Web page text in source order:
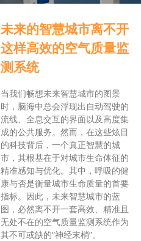
未来的智慧城市离不开
这样高效的空气质量监
测系统
当我们畅想未来智慧城市的图景
时，脑海中总会浮现出自动驾驶的
流线、全息交互的界面以及高度集
成的公共服务。然而，在这些炫目
的科技背后，一个真正智慧的城
市，其根基在于对城市生命体征的
精准感知与优化。其中，呼吸的健
康与否是衡量城市生命质量的首要
指标。因此，未来智慧城市的蓝
图，必然离不开一套高效、精准且
无处不在的空气质量监测系统作为
其不可或缺的“神经末梢”。